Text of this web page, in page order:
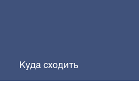
Куда сходить